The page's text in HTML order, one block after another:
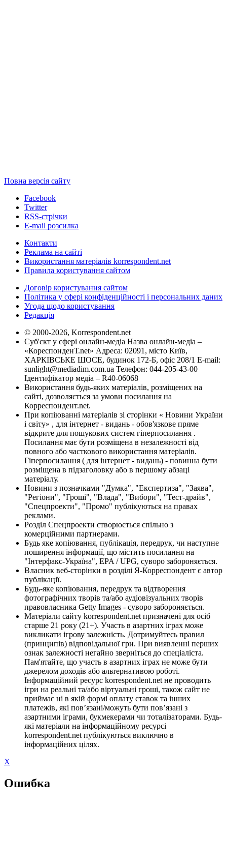
Повна версія сайту
Facebook
Twitter
RSS-стрічки
E-mail розсилка
Контакти
Реклама на сайті
Використання матеріалів korrespondent.net
Правила користування сайтом
Договір користування сайтом
Політика у сфері конфіденційності і персональних даних
Угода щодо користування
Редакція
© 2000-2026, Korrespondent.net
Суб'єкт у сфері онлайн-медіа Назва онлайн-медіа –
«КореспонденТ.net» Адреса: 02091, місто Київ,
ХАРКІВСЬКЕ ШОСЕ, будинок 172-Б, офіс 208/1 E-mail:
sunlight@mediadim.com.ua Телефон: 044-205-43-00
Ідентифікатор медіа – R40-06068
Використання будь-яких матеріалів, розміщених на
сайті, дозволяється за умови посилання на
Корреспондент.net.
При копіюванні матеріалів зі сторінки « Новини України
і світу» , для інтернет - видань - обов'язкове пряме
відкрите для пошукових систем гіперпосилання .
Посилання має бути розміщена в незалежності від
повного або часткового використання матеріалів.
Гіперпосилання ( для інтернет - видань) - повинна бути
розміщена в підзаголовку або в першому абзаці
матеріалу.
Новини з позначками "Думка", "Експертиза", "Заява",
"Регіони", "Гроші", "Влада", "Вибори", "Тест-драйв",
"Спецпроекти", "Промо" публікуються на правах
реклами.
Розділ Спецпроекти створюється спільно з
комерційними партнерами.
Будь яке копіювання, публікація, передрук, чи наступне
поширення інформації, що містить посилання на
"Інтерфакс-Україна", EPA / UPG, суворо забороняється.
Власник веб-сторінки в розділі Я-Корреспондент є автор
публікації.
Будь-яке копіювання, передрук та відтворення
фотографічних творів та/або аудіовізуальних творів
правовласника Getty Images - суворо забороняється.
Матеріали сайту korrespondent.net призначені для осіб
старше 21 року (21+). Участь в азартних іграх може
викликати ігрову залежність. Дотримуйтесь правил
(принципів) відповідальної гри. При виявленні перших
ознак залежності негайно зверніться до спеціаліста.
Пам'ятайте, що участь в азартних іграх не може бути
джерелом доходів або альтернативою роботі.
Інформаційний ресурс korrespondent.net не проводить
ігри на реальні та/або віртуальні гроші, також сайт не
приймає ні в якій формі оплату ставок та інших
платежів, які пов’язані/можуть бути пов’язані з
азартними іграми, букмекерами чи тоталізаторами. Будь-
які матеріали на інформаційному ресурсі
korrespondent.net публікуються виключно в
інформаційних цілях.
X
Ошибка